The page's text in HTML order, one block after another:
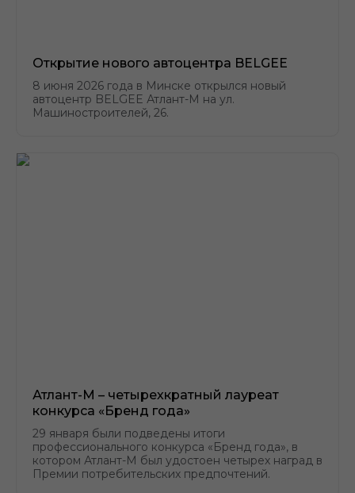
Открытие нового автоцентра BELGEE
8 июня 2026 года в Минске открылся новый
автоцентр BELGEE Атлант-М на ул.
Машиностроителей, 26.
Атлант-М – четырехкратный лауреат
конкурса «Бренд года»
29 января были подведены итоги
профессионального конкурса «Бренд года», в
котором Атлант-М был удостоен четырех наград в
Премии потребительских предпочтений.